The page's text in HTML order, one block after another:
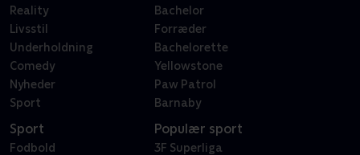
Reality
Livsstil
Underholdning
Comedy
Nyheder
Sport
Bachelor
Forræder
Bachelorette
Yellowstone
Paw Patrol
Barnaby
Sport
Fodbold
Populær sport
3F Superliga